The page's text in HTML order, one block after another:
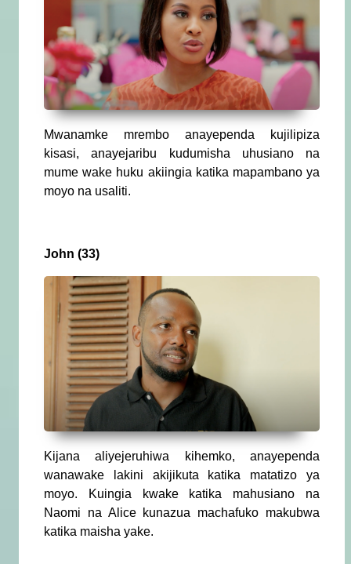
Mwanamke mrembo anayependa kujilipiza
kisasi, anayejaribu kudumisha uhusiano na
mume wake huku akiingia katika mapambano ya
moyo na usaliti.
John (33)
Kijana aliyejeruhiwa kihemko, anayependa
wanawake lakini akijikuta katika matatizo ya
moyo. Kuingia kwake katika mahusiano na
Naomi na Alice kunazua machafuko makubwa
katika maisha yake.